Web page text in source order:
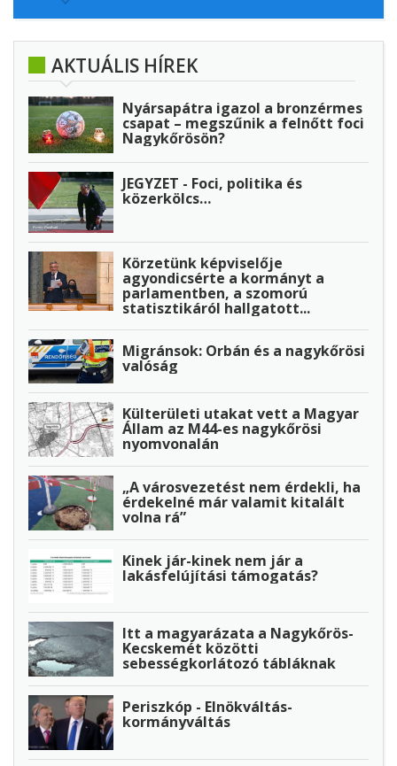
AKTUÁLIS HÍREK
Nyársapátra igazol a bronzérmes
csapat – megszűnik a felnőtt foci
Nagykőrösön?
JEGYZET - Foci, politika és
közerkölcs…
Körzetünk képviselője
agyondicsérte a kormányt a
parlamentben, a szomorú
statisztikáról hallgatott...
Migránsok: Orbán és a nagykőrösi
valóság
Külterületi utakat vett a Magyar
Állam az M44-es nagykőrösi
nyomvonalán
„A városvezetést nem érdekli, ha
érdekelné már valamit kitalált
volna rá”
Kinek jár-kinek nem jár a
lakásfelújítási támogatás?
Itt a magyarázata a Nagykőrös-
Kecskemét közötti
sebességkorlátozó tábláknak
Periszkóp - Elnökváltás-
kormányváltás